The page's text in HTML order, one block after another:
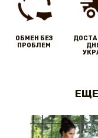
ОБМЕН БЕЗ
ПРОБЛЕМ